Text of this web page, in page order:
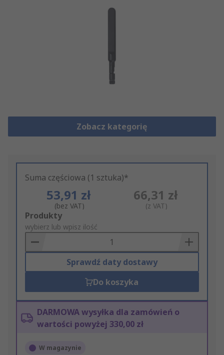
Zobacz kategorię
Suma częściowa (1 sztuka)*
53,91 zł
(bez VAT)
66,31 zł
(z VAT)
Add
to
Basket
Produkty
wybierz lub wpisz ilość
Sprawdź daty dostawy
Do koszyka
DARMOWA wysyłka dla zamówień o
wartości powyżej 330,00 zł
W magazynie